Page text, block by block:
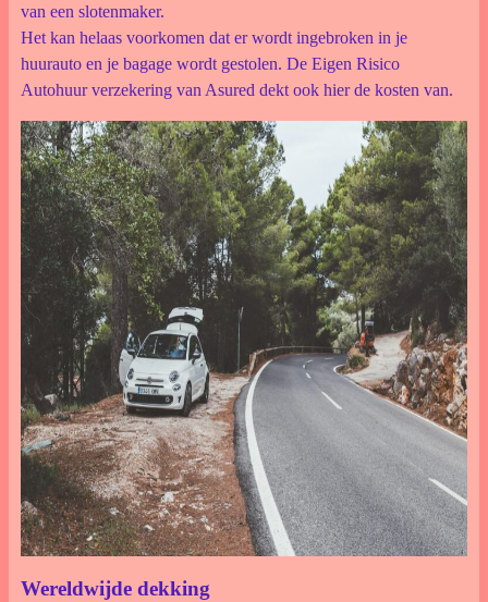
van een slotenmaker.
Het kan helaas voorkomen dat er wordt ingebroken in je
huurauto en je bagage wordt gestolen. De Eigen Risico
Autohuur verzekering van Asured dekt ook hier de kosten van.
Wereldwijde dekking